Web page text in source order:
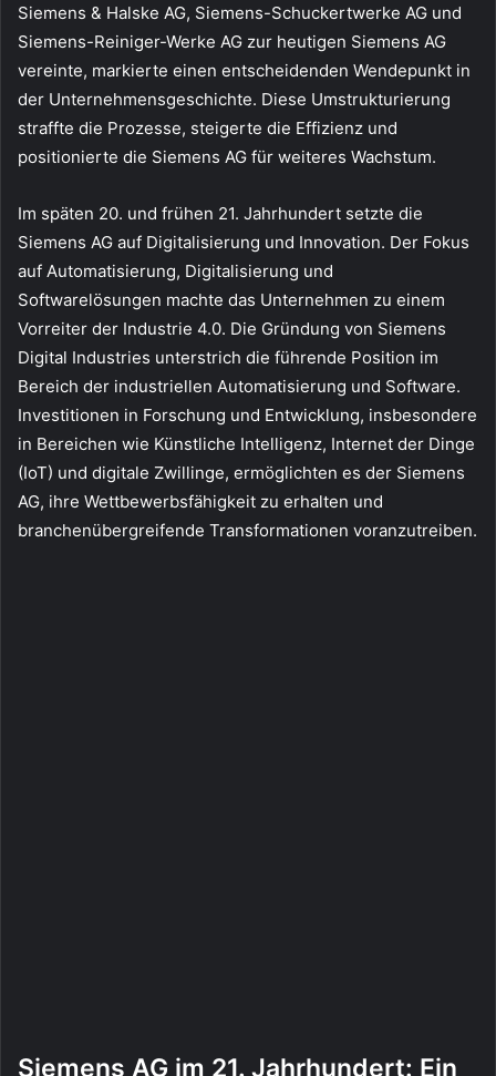
Siemens & Halske AG, Siemens-Schuckertwerke AG und
Siemens-Reiniger-Werke AG zur heutigen Siemens AG
vereinte, markierte einen entscheidenden Wendepunkt in
der Unternehmensgeschichte. Diese Umstrukturierung
straffte die Prozesse, steigerte die Effizienz und
positionierte die Siemens AG für weiteres Wachstum.
Im späten 20. und frühen 21. Jahrhundert setzte die
Siemens AG auf Digitalisierung und Innovation. Der Fokus
auf Automatisierung, Digitalisierung und
Softwarelösungen machte das Unternehmen zu einem
Vorreiter der Industrie 4.0. Die Gründung von Siemens
Digital Industries unterstrich die führende Position im
Bereich der industriellen Automatisierung und Software.
Investitionen in Forschung und Entwicklung, insbesondere
in Bereichen wie Künstliche Intelligenz, Internet der Dinge
(IoT) und digitale Zwillinge, ermöglichten es der Siemens
AG, ihre Wettbewerbsfähigkeit zu erhalten und
branchenübergreifende Transformationen voranzutreiben.
Siemens AG im 21. Jahrhundert: Ein